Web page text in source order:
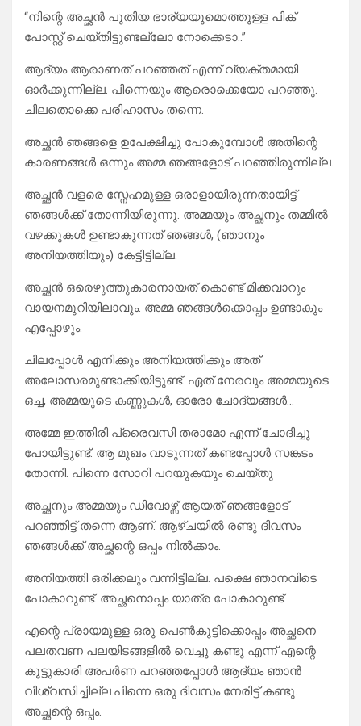
“നിന്റെ അച്ഛൻ പുതിയ ഭാര്യയുമൊത്തുള്ള പിക്
പോസ്റ്റ്‌ ചെയ്തിട്ടുണ്ടല്ലോ നോക്കെടാ..”
ആദ്യം ആരാണത് പറഞ്ഞത് എന്ന് വ്യക്തമായി
ഓർക്കുന്നില്ല. പിന്നെയും ആരൊക്കെയോ പറഞ്ഞു.
ചിലതൊക്കെ പരിഹാസം തന്നെ.
അച്ഛൻ ഞങ്ങളെ ഉപേക്ഷിച്ചു പോകുമ്പോൾ അതിന്റെ
കാരണങ്ങൾ ഒന്നും അമ്മ ഞങ്ങളോട് പറഞ്ഞിരുന്നില്ല.
അച്ഛൻ വളരെ സ്നേഹമുള്ള ഒരാളായിരുന്നതായിട്ട്
ഞങ്ങൾക്ക് തോന്നിയിരുന്നു. അമ്മയും അച്ഛനും തമ്മിൽ
വഴക്കുകൾ ഉണ്ടാകുന്നത് ഞങ്ങൾ, (ഞാനും
അനിയത്തിയും) കേട്ടിട്ടില്ല.
അച്ഛൻ ഒരെഴുത്തുകാരനായത് കൊണ്ട് മിക്കവാറും
വായനമുറിയിലാവും. അമ്മ ഞങ്ങൾക്കൊപ്പം ഉണ്ടാകും
എപ്പോഴും.
ചിലപ്പോൾ എനിക്കും അനിയത്തിക്കും അത്
അലോസരമുണ്ടാക്കിയിട്ടുണ്ട്. ഏത് നേരവും അമ്മയുടെ
ഒച്ച, അമ്മയുടെ കണ്ണുകൾ, ഓരോ ചോദ്യങ്ങൾ…
അമ്മേ ഇത്തിരി പ്രൈവസി തരാമോ എന്ന് ചോദിച്ചു
പോയിട്ടുണ്ട്. ആ മുഖം വാടുന്നത് കണ്ടപ്പോൾ സങ്കടം
തോന്നി. പിന്നെ സോറി പറയുകയും ചെയ്തു
അച്ഛനും അമ്മയും ഡിവോഴ്സ് ആയത് ഞങ്ങളോട്
പറഞ്ഞിട്ട് തന്നെ ആണ്. ആഴ്ചയിൽ രണ്ടു ദിവസം
ഞങ്ങൾക്ക് അച്ഛന്റെ ഒപ്പം നിൽക്കാം.
അനിയത്തി ഒരിക്കലും വന്നിട്ടില്ല. പക്ഷെ ഞാനവിടെ
പോകാറുണ്ട്. അച്ഛനൊപ്പം യാത്ര പോകാറുണ്ട്.
എന്റെ പ്രായമുള്ള ഒരു പെൺകുട്ടിക്കൊപ്പം അച്ഛനെ
പലതവണ പലയിടങ്ങളിൽ വെച്ചു കണ്ടു എന്ന് എന്റെ
കൂട്ടുകാരി അപർണ പറഞ്ഞപ്പോൾ ആദ്യം ഞാൻ
വിശ്വസിച്ചില്ല.പിന്നെ ഒരു ദിവസം നേരിട്ട് കണ്ടു.
അച്ഛന്റെ ഒപ്പം.